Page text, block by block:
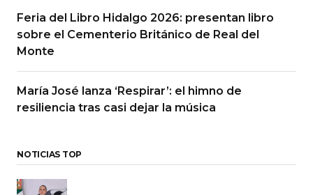
Feria del Libro Hidalgo 2026: presentan libro
sobre el Cementerio Británico de Real del
Monte
María José lanza ‘Respirar’: el himno de
resiliencia tras casi dejar la música
NOTICIAS TOP